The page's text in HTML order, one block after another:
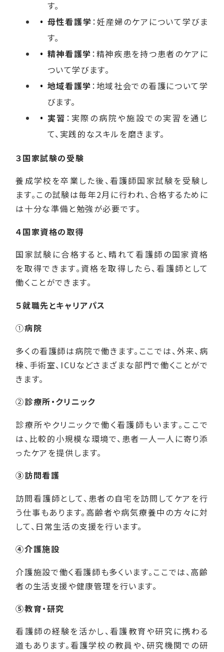
す。
母性看護学 ：妊産婦のケアについて学びま
す。
精神看護学 ：精神疾患を持つ患者のケアに
ついて学びます。
地域看護学 ：地域社会での看護について学
びます。
実習 ：実際の病院や施設での実習を通じ
て、実践的なスキルを磨きます。
３国家試験の受験
養成学校を卒業した後、看護師国家試験を受験し
ます。この試験は毎年2月に行われ、合格するために
は十分な準備と勉強が必要です。
４国家資格の取得
国家試験に合格すると、晴れて看護師の国家資格
を取得できます。資格を取得したら、看護師として
働くことができます。
５就職先とキャリアパス
①病院
多くの看護師は病院で働きます。ここでは、外来、病
棟、手術室、ICUなどさまざまな部門で働くことがで
きます。
②診療所・クリニック
診療所やクリニックで働く看護師もいます。ここで
は、比較的小規模な環境で、患者一人一人に寄り添
ったケアを提供します。
③訪問看護
訪問看護師として、患者の自宅を訪問してケアを行
う仕事もあります。高齢者や病気療養中の方々に対
して、日常生活の支援を行います。
④介護施設
介護施設で働く看護師も多くいます。ここでは、高齢
者の生活支援や健康管理を行います。
⑤教育・研究
看護師の経験を活かし、看護教育や研究に携わる
道もあります。看護学校の教員や、研究機関での研